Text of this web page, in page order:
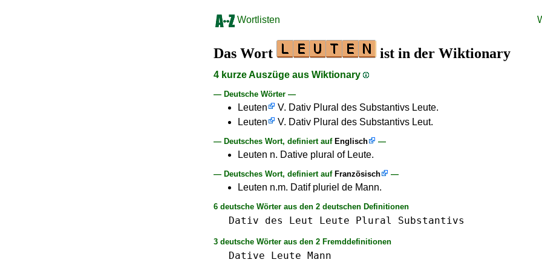
Wortlisten
Das Wort ist in der Wiktionary
4 kurze Auszüge aus Wiktionary
— Deutsche Wörter —
Leuten
V. Dativ Plural des Substantivs Leute.
Leuten
V. Dativ Plural des Substantivs Leut.
— Deutsches Wort, definiert auf Englisch —
Leuten n. Dative plural of Leute.
— Deutsches Wort, definiert auf Französisch —
Leuten n.m. Datif pluriel de Mann.
6 deutsche Wörter aus den 2 deutschen Definitionen
Dativ des Leut Leute Plural Substantivs
3 deutsche Wörter aus den 2 Fremddefinitionen
Dative Leute Mann